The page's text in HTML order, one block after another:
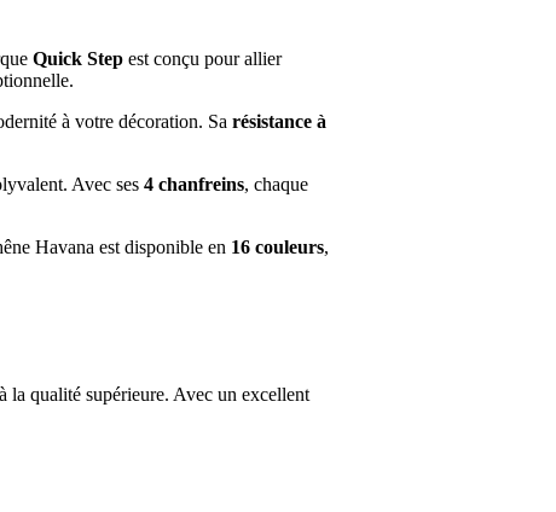
Quick Step est conçu pour allier
à votre décoration. Sa résistance à
Avec ses 4 chanfreins, chaque
Havana est disponible en 16 couleurs,
la qualité supérieure. Avec un excellent